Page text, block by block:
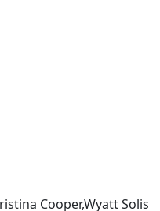
Cooper,Wyatt Solis